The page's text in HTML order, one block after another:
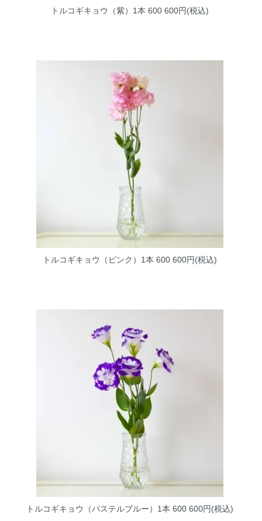
トルコギキョウ（紫）1本 600600円(税込)
トルコギキョウ（ピンク）1本 600600円(税込)
トルコギキョウ（パステルブルー）1本 600600円(税込)